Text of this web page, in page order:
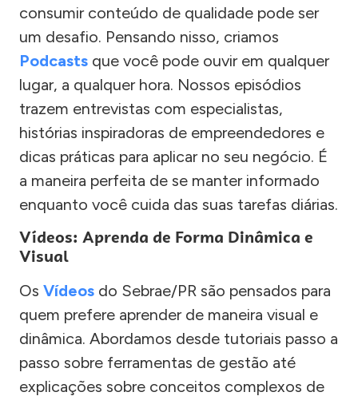
consumir conteúdo de qualidade pode ser
um desafio. Pensando nisso, criamos
Podcasts que você pode ouvir em qualquer
lugar, a qualquer hora. Nossos episódios
trazem entrevistas com especialistas,
histórias inspiradoras de empreendedores e
dicas práticas para aplicar no seu negócio. É
a maneira perfeita de se manter informado
enquanto você cuida das suas tarefas diárias.
Vídeos: Aprenda de Forma Dinâmica e
Visual
Os Vídeos do Sebrae/PR são pensados para
quem prefere aprender de maneira visual e
dinâmica. Abordamos desde tutoriais passo a
passo sobre ferramentas de gestão até
explicações sobre conceitos complexos de